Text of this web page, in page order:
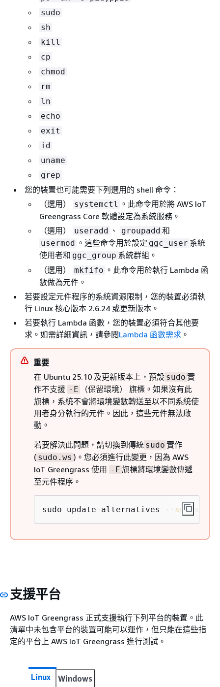
sudo
sh
kill
cp
chmod
rm
ln
echo
exit
id
uname
grep
您的裝置也可能需要下列選用的 shell 命令：
（選用）
systemctl 。此命令用於將 AWS IoT
Greengrass Core 軟體設定為系統服務。
（選用）
useradd 、 groupadd 和
usermod 。這些命令用於設定 ggc_user 系統
使用者和 ggc_group 系統群組。
（選用）
mkfifo 。此命令用於執行 Lambda 函
數做為元件。
若要設定元件程序的系統資源限制，您的裝置必須執
行 Linux 核心版本 2.6.24 或更新版本。
若要執行 Lambda 函數，您的裝置必須符合其他要
求。如需詳細資訊，請參閱Lambda 函數需求 。
重要
在 Ubuntu 25.10 及更新版本上，預設 sudo 實
作不支援 -E
（保留環境） 旗標。如果沒有此
旗標，系統不會將環境變數轉送至以不同系統使
用者身分執行的元件。因此，這些元件無法啟
動。
若要解決此問題，請切換到傳統 sudo 實作
( sudo.ws )。您必須進行此變更，因為 AWS
IoT Greengrass 使用
-E 旗標將環境變數傳遞
至元件程序。
sudo update-alternatives -- set sudo
支援平台
AWS IoT Greengrass 正式支援執行下列平台的裝置。此
清單中未包含平台的裝置可能可以運作，但只能在這些指
定的平台上 AWS IoT Greengrass 進行測試。
Linux Windows